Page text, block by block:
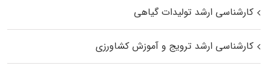
کارشناسی ارشد تولیدات گیاهی
کارشناسی ارشد ترویج و آموزش کشاورزی